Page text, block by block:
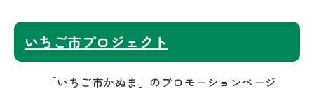
いちご市プロジェクト
「いちご市かぬま」のプロモーションページ